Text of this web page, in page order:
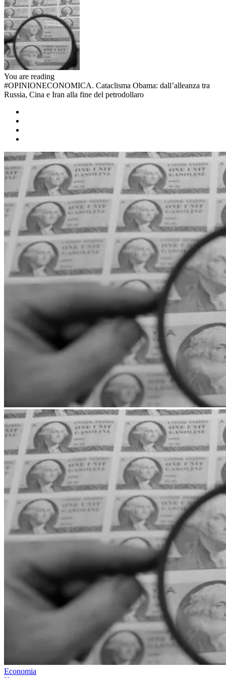
You are reading
#OPINIONECONOMICA. Cataclisma Obama: dall’alleanza tra
Russia, Cina e Iran alla fine del petrodollaro
Economia